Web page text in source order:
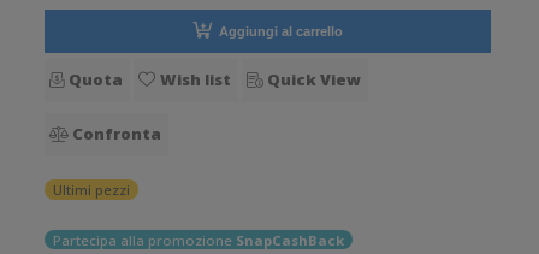
Aggiungi al carrello
Quota Wish list Quick View
Confronta
Ultimi pezzi
Partecipa alla promozione SnapCashBack